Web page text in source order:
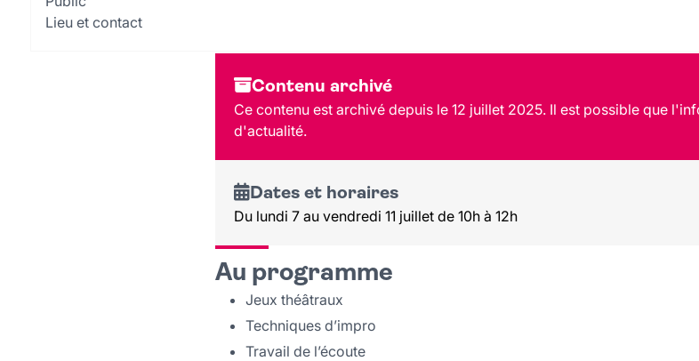
Lieu et contact
Contenu archivé
Ce contenu est archivé depuis le 12 juillet 2025. Il est possible que
d'actualité.
Dates et horaires
Du lundi 7 au vendredi 11 juillet de 10h à 12h
Au programme
Jeux théâtraux
Techniques d’impro
Travail de l’écoute